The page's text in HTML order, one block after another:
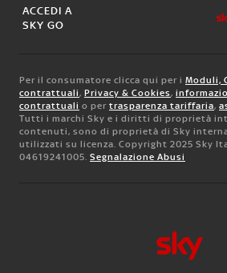
ACCEDI A
SKY GO
Per il consumatore clicca qui per i Moduli,
contrattuali, Privacy & Cookies,
contrattuali o per trasparenza tariffaria,
Tutti i marchi Sky e i diritti di proprietà
contenuti, sono di proprietà di Sky
utilizzati su licenza. Copyright 2025 Sky
04619241005. Segnalazione Abusi